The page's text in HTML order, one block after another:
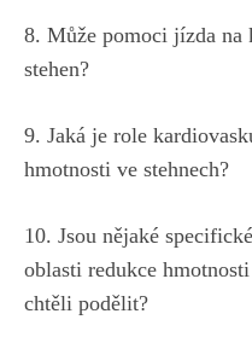
8. Může ⁤pomoci ‍jízda
stehen?
9. Jaká je role
hmotnosti ve⁤ stehnech?
10. Jsou nějaké
oblasti redukce
⁣chtěli​ podělit?